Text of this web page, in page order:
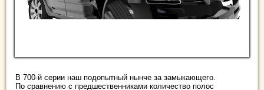
В 700-й серии наш подопытный нынче за замыкающего.
По сравнению с предшественниками количество полос